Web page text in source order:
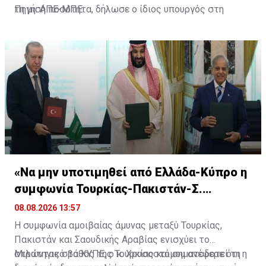
τη μισή ποσότητα, δήλωσε ο ίδιος υπουργός στη
εξαγωγική ικανότητα για τον Αύγουστο περιορίστηκε
στα 1,5 -1,75 εκατομμύρια βαρέλια ημερησίως.
Πηγή: ΑΠΕ-ΜΠΕ
«Να μην υποτιμηθεί από Ελλάδα-Κύπρο η
συμφωνία Τουρκίας-Πακιστάν-Σ.
Αραβίας»
08.08.2026 13:57
Η συμφωνία αμοιβαίας άμυνας μεταξύ Τουρκίας,
Πακιστάν και Σαουδικής Αραβίας ενισχύει το
στρατηγικό βάθος της Τουρκίας και σηματοδοτεί τη
Μιλώντας στο ΚΥΠΕ, ο κ. Χρυσοστόμου ανέφερε ότι η